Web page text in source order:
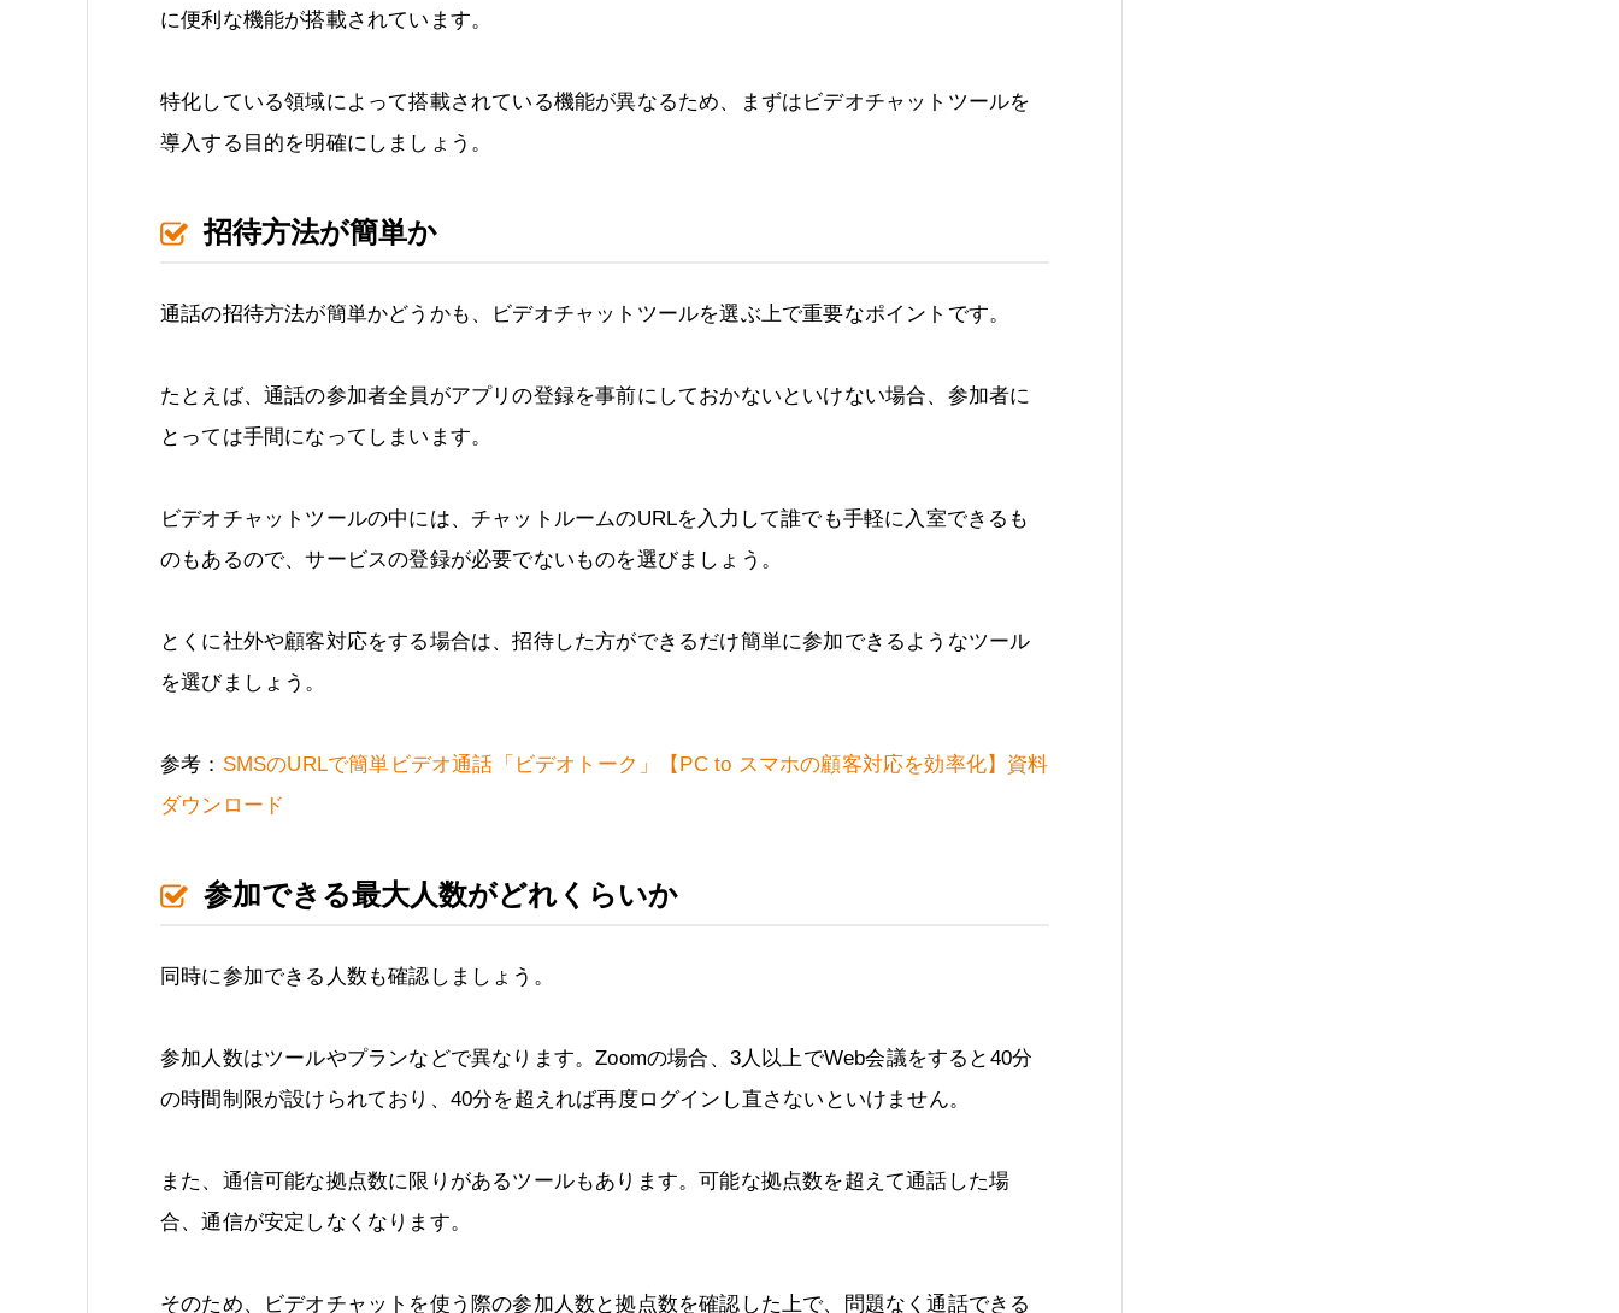
に便利な機能が搭載されています。
特化している領域によって搭載されている機能が異なるため、まずはビデオチャットツールを
導入する目的を明確にしましょう。
招待方法が簡単か
通話の招待方法が簡単かどうかも、ビデオチャットツールを選ぶ上で重要なポイントです。
たとえば、通話の参加者全員がアプリの登録を事前にしておかないといけない場合、参加者に
とっては手間になってしまいます。
ビデオチャットツールの中には、チャットルームのURLを入力して誰でも手軽に入室できるも
のもあるので、サービスの登録が必要でないものを選びましょう。
とくに社外や顧客対応をする場合は、招待した方ができるだけ簡単に参加できるようなツール
を選びましょう。
参考： SMSのURLで簡単ビデオ通話「ビデオトーク」【PC to スマホの顧客対応を効率化】資料
ダウンロード
参加できる最大人数がどれくらいか
同時に参加できる人数も確認しましょう。
参加人数はツールやプランなどで異なります。Zoomの場合、3人以上でWeb会議をすると40分
の時間制限が設けられており、40分を超えれば再度ログインし直さないといけません。
また、通信可能な拠点数に限りがあるツールもあります。可能な拠点数を超えて通話した場
合、通信が安定しなくなります。
そのため、ビデオチャットを使う際の参加人数と拠点数を確認した上で、問題なく通話できる